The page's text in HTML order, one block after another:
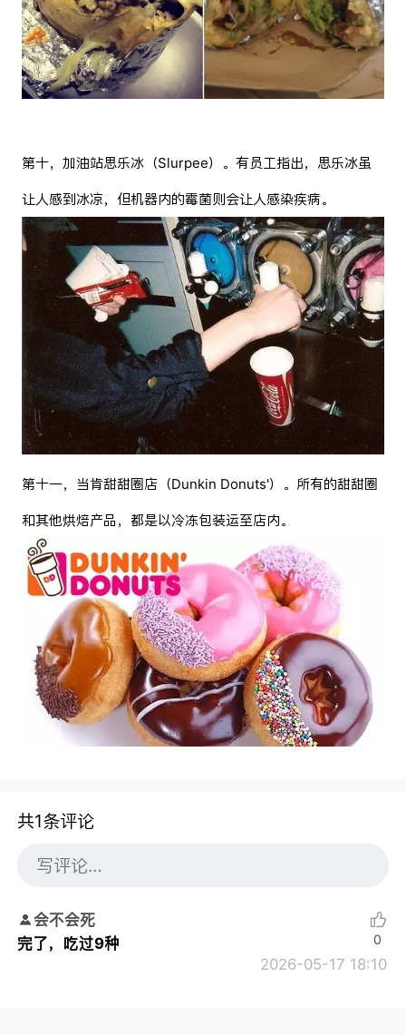
第十，加油站思乐冰（Slurpee）。有员工指出，思乐冰虽
让人感到冰凉，但机器内的霉菌则会让人感染疾病。
第十一，当肯甜甜圈店（Dunkin Donuts'）。所有的甜甜圈
和其他烘焙产品，都是以冷冻包装运至店内。
共1条评论
会不会死
完了，吃过9种
2026-05-17 18:10
0